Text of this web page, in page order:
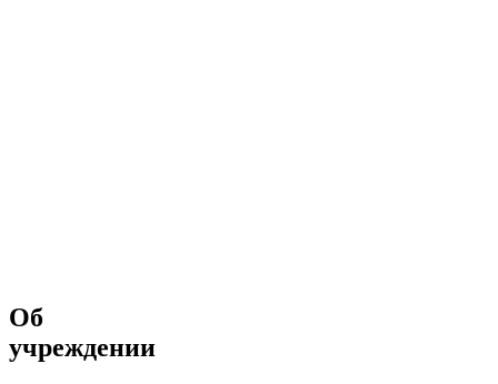
Об
учреждении